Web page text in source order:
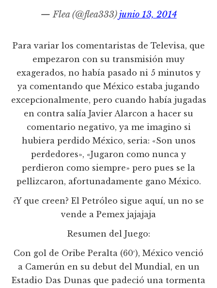
— Flea (@flea333)junio 13, 2014
Para variar los comentaristas de Televisa, que
empezaron con su transmisión muy
exagerados, no había pasado ni 5 minutos y
ya comentando que México estaba jugando
excepcionalmente, pero cuando había jugadas
en contra salía Javier Alarcon a hacer su
comentario negativo, ya me imagino si
hubiera perdido México, seria: «Son unos
perdedores», «Jugaron como nunca y
perdieron como siempre» pero pues se la
pellizcaron, afortunadamente gano México.
¿Y que creen? El Petróleo sigue aquí, un no se
vende a Pemex jajajaja
Resumen del Juego:
Con gol de Oribe Peralta (60′), México venció
a Camerún en su debut del Mundial, en un
Estadio Das Dunas que padeció una tormenta